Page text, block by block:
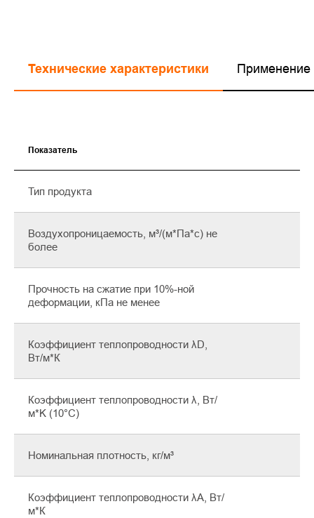
Технические характеристики Применение
Показатель
Тип продукта
Воздухопроницаемость, м³/(м*Па*с) не
более
Прочность на сжатие при 10%-ной
деформации, кПа не менее
Коэффициент теплопроводности λD,
Вт/м*К
Коэффициент теплопроводности λ, Вт/
м*K (10°C)
Номинальная плотность, кг/м³
Коэффициент теплопроводности λА, Вт/
м*К